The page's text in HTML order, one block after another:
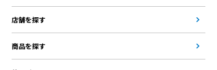
店舗を探す
商品を探す